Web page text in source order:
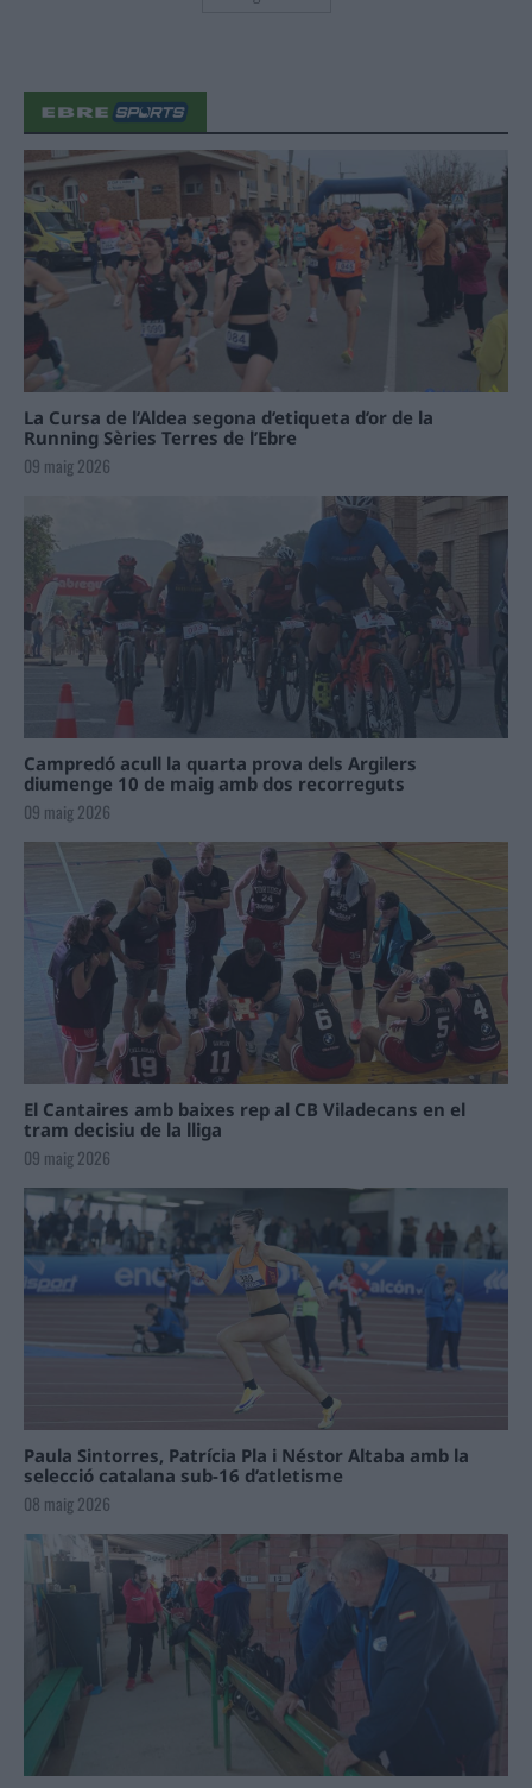
La Cursa de l’Aldea segona d’etiqueta d’or de la
Running Sèries Terres de l’Ebre
09 maig 2026
Campredó acull la quarta prova dels Argilers
diumenge 10 de maig amb dos recorreguts
09 maig 2026
El Cantaires amb baixes rep al CB Viladecans en el
tram decisiu de la lliga
09 maig 2026
Paula Sintorres, Patrícia Pla i Néstor Altaba amb la
selecció catalana sub-16 d’atletisme
08 maig 2026